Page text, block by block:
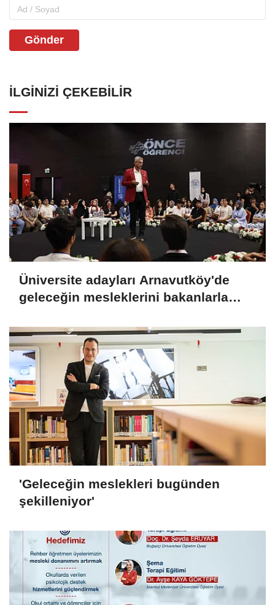
Gönder
İLGINIZI ÇEKEBILIR
Üniversite adayları Arnavutköy'de
geleceğin mesleklerini bakanlarla
'Geleceğin meslekleri bugünden
şekilleniyor'